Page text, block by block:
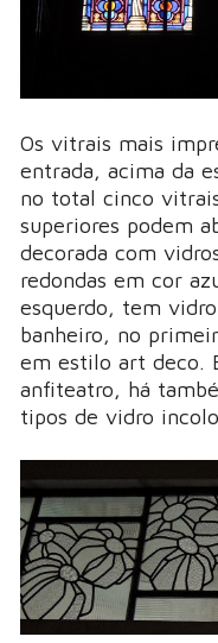
Os vitrais mais
entrada, acima da
no total cinco
superiores podem
decorada com
redondas em cor
esquerdo, tem
banheiro, no
em estilo art deco.
anfiteatro, há
tipos de vidro